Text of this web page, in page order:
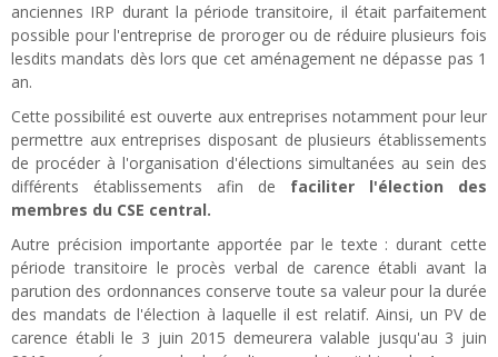
anciennes IRP durant la période transitoire, il était parfaitement
possible pour l'entreprise de proroger ou de réduire plusieurs fois
lesdits mandats dès lors que cet aménagement ne dépasse pas 1
an.
Cette possibilité est ouverte aux entreprises notamment pour leur
permettre aux entreprises disposant de plusieurs établissements
de procéder à l'organisation d'élections simultanées au sein des
différents établissements afin de faciliter l'élection des
membres du CSE central.
Autre précision importante apportée par le texte : durant cette
période transitoire le procès verbal de carence établi avant la
parution des ordonnances conserve toute sa valeur pour la durée
des mandats de l'élection à laquelle il est relatif. Ainsi, un PV de
carence établi le 3 juin 2015 demeurera valable jusqu'au 3 juin